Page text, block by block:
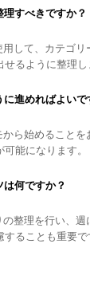
すべきですか？
して、カテゴ
るように整理し
進めればよいで
ら始めること
能になります。
何ですか？
整理を行い、
ることも重要で